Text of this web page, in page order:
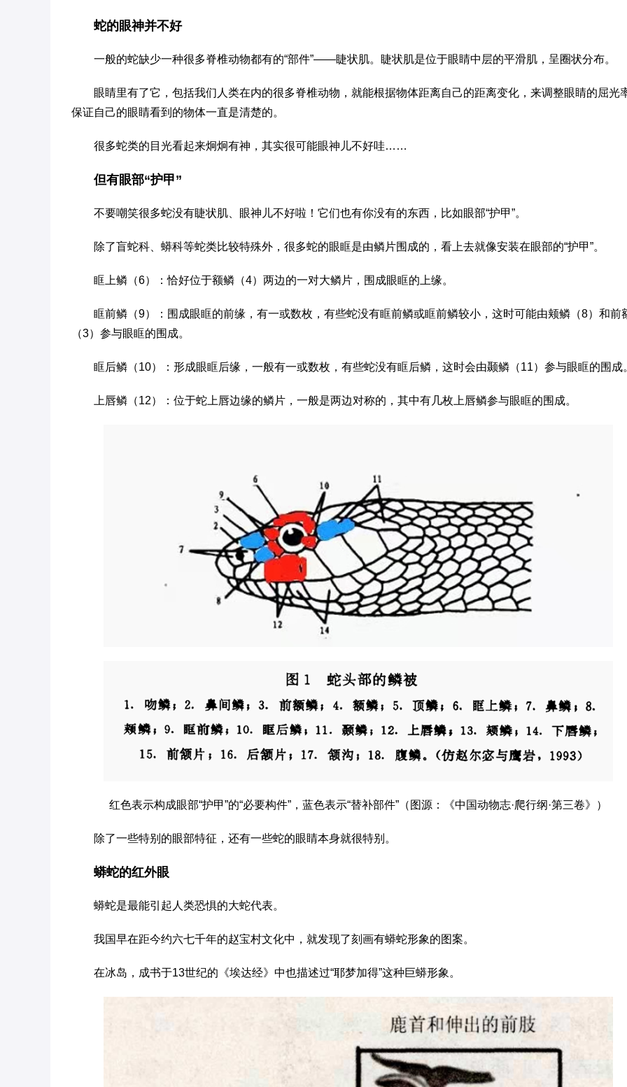
蛇的眼神并不好
一般的蛇缺少一种很多脊椎动物都有的“部件”——睫状肌。睫状肌是位于眼睛中层的平滑肌，呈圈状分布。
眼睛里有了它，包括我们人类在内的很多脊椎动物，就能根据物体距离自己的距离变化，来调整眼睛的屈光
保证自己的眼睛看到的物体一直是清楚的。
很多蛇类的目光看起来炯炯有神，其实很可能眼神儿不好哇……
但有眼部“护甲”
不要嘲笑很多蛇没有睫状肌、眼神儿不好啦！它们也有你没有的东西，比如眼部“护甲”。
除了盲蛇科、蟒科等蛇类比较特殊外，很多蛇的眼眶是由鳞片围成的，看上去就像安装在眼部的“护甲”。
眶上鳞（6）：恰好位于额鳞（4）两边的一对大鳞片，围成眼眶的上缘。
眶前鳞（9）：围成眼眶的前缘，有一或数枚，有些蛇没有眶前鳞或眶前鳞较小，这时可能由颊鳞（8）和前
（3）参与眼眶的围成。
眶后鳞（10）：形成眼眶后缘，一般有一或数枚，有些蛇没有眶后鳞，这时会由颞鳞（11）参与眼眶的围成
上唇鳞（12）：位于蛇上唇边缘的鳞片，一般是两边对称的，其中有几枚上唇鳞参与眼眶的围成。
红色表示构成眼部“护甲”的“必要构件”，蓝色表示“替补部件”（图源：《中国动物志·爬行纲·第三卷》）
除了一些特别的眼部特征，还有一些蛇的眼睛本身就很特别。
蟒蛇的红外眼
蟒蛇是最能引起人类恐惧的大蛇代表。
我国早在距今约六七千年的赵宝村文化中，就发现了刻画有蟒蛇形象的图案。
在冰岛，成书于13世纪的《埃达经》中也描述过“耶梦加得”这种巨蟒形象。